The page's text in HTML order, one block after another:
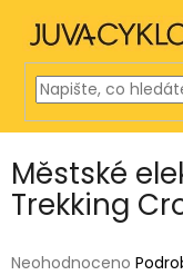
obsah
Městské
Trekking
Průměrné
Neohodnoceno